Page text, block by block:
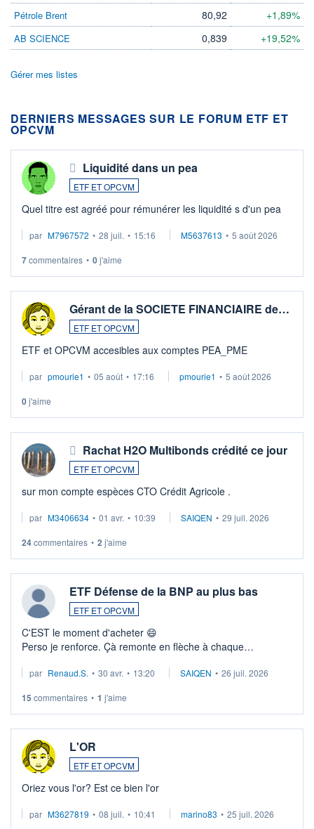
Pétrole Brent 80,92 +1,89%
AB SCIENCE 0,839 +19,52%
Gérer mes listes
DERNIERS MESSAGES SUR LE FORUM ETF ET
OPCVM
Liquidité dans un pea
ETF ET OPCVM
Quel titre est agréé pour rémunérer les liquidité s d'un pea
par M7967572 • 28 juil. • 15:16 M5637613 • 5 août 2026
7commentaires • 0j'aime
Gérant de la SOCIETE FINANCIAIRE de…
ETF ET OPCVM
ETF et OPCVM accesibles aux comptes PEA_PME
par pmourie1 • 05 août • 17:16 pmourie1 • 5 août 2026
0j'aime
Rachat H2O Multibonds crédité ce jour
ETF ET OPCVM
sur mon compte espèces CTO Crédit Agricole .
par M3406634 • 01 avr. • 10:39 SAIQEN • 29 juil. 2026
24commentaires • 2 j'aime
ETF Défense de la BNP au plus bas
ETF ET OPCVM
C'EST le moment d'acheter 😄​
Perso je renforce. Çà remonte en flèche à chaque
Investissement long terme tip top pour sa retraite.
par Renaud.S. • 30 avr. • 13:20 SAIQEN • 26 juil. 2026
15 commentaires • 1 j'aime
L'OR
ETF ET OPCVM
Oriez vous l'or? Est ce bien l'or
par M3627819 • 08 juil. • 10:41 marino83 • 25 juil. 2026